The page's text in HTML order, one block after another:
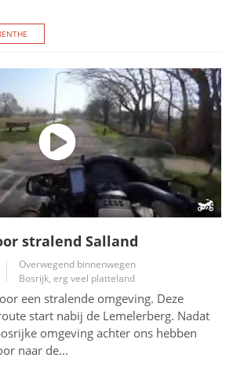
stralend Salland
Overwegend binnenwegen
Bosrijk, erg veel platteland
een stralende omgeving. Deze
start nabij de Lemelerberg. Nadat
omgeving achter ons hebben
naar de...